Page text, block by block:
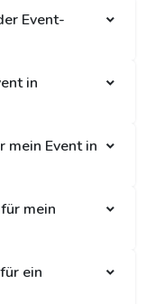
Event-
in
mein Event in
mein
ein